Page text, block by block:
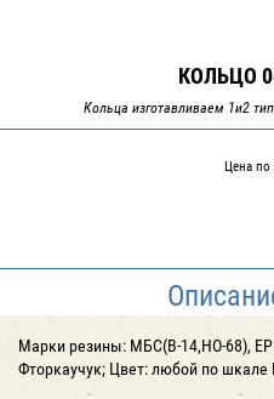
КОЛЬЦО
Кольца изготавливаем 1и2
Цена по
Марки резины: МБС(В-14,НО-68),
Фторкаучук; Цвет: любой по шкале